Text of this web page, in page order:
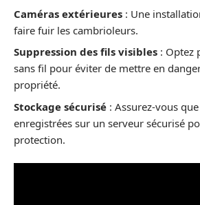
Caméras extérieures : Une
faire fuir les cambrioleurs.
Suppression des fils visibles : Optez
sans fil pour éviter de mettre en
propriété.
Stockage sécurisé : Assurez-vous
enregistrées sur un serveur sécurisé
protection.